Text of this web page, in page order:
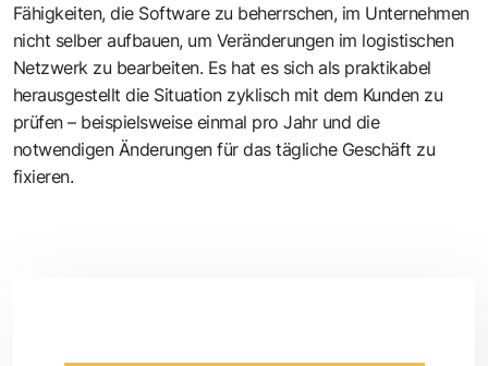
Fähigkeiten, die Software zu beherrschen, im Unternehmen
nicht selber aufbauen, um Veränderungen im logistischen
Netzwerk zu bearbeiten. Es hat es sich als praktikabel
herausgestellt die Situation zyklisch mit dem Kunden zu
prüfen – beispielsweise einmal pro Jahr und die
notwendigen Änderungen für das tägliche Geschäft zu
fixieren.